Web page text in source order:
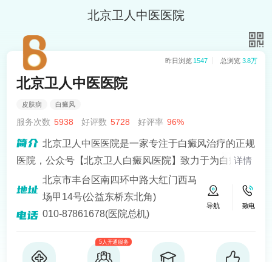
北京卫人中医医院
昨日浏览 1547 总浏览 3.8万
北京卫人中医医院
皮肤病 白癜风
服务次数 5938 好评数 5728 好评率 96%
北京卫人中医医院是一家专注于白癜风治疗的正规
医院，公众号【北京卫人白癜风医院】致力于为白癜风
患者提供专业、科学的治疗方案，医院拥有一支经验丰
富、技术好的医疗团队，其中包括多名白癜风诊疗经验
十分丰富的医生。
详情
北京市丰台区南四环中路大红门西马
场甲14号(公益东桥东北角)
010-87861678(医院总机)
导航 致电
5人开通服务